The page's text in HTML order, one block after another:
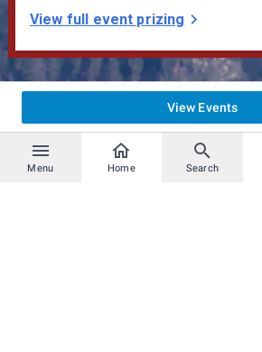
Menu Home Search
View full event prizing
View Events